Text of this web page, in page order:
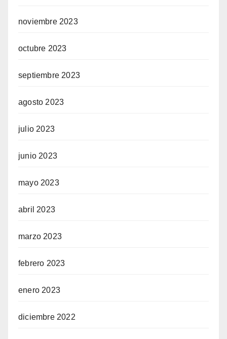
noviembre 2023
octubre 2023
septiembre 2023
agosto 2023
julio 2023
junio 2023
mayo 2023
abril 2023
marzo 2023
febrero 2023
enero 2023
diciembre 2022